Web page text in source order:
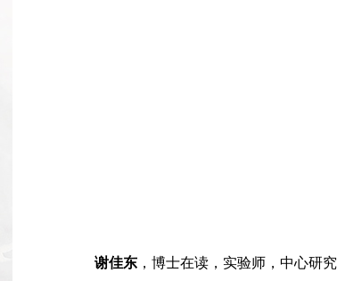
谢佳东，博士在读，实验师，中心研